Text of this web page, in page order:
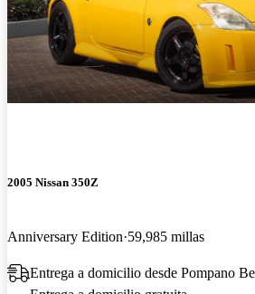
2005 Nissan 350Z
Anniversary Edition 59,985 millas
Entrega a domicilio desde Pompano